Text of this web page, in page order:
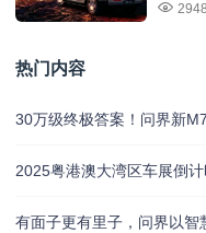
2948
热门内容
30万级终极答案！问界新
2025粤港澳大湾区车展倒
有面子更有里子，问界以智